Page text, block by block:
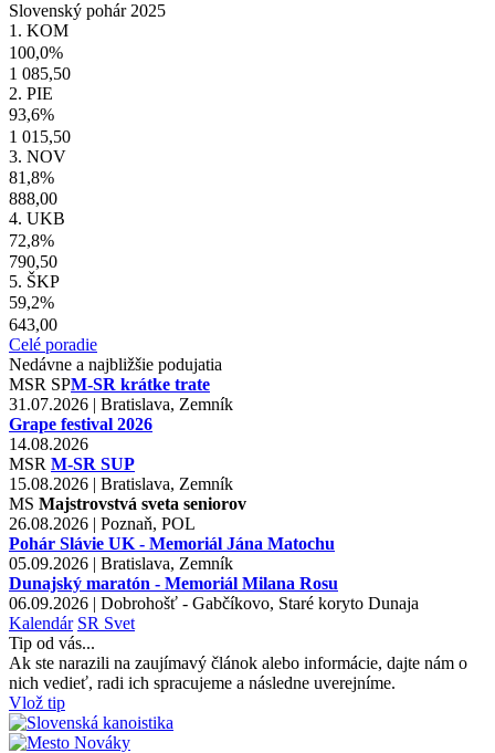
Slovenský pohár 2025
1. KOM
100,0%
1 085,50
2. PIE
93,6%
1 015,50
3. NOV
81,8%
888,00
4. UKB
72,8%
790,50
5. ŠKP
59,2%
643,00
Celé poradie
Nedávne a najbližšie podujatia
MSR SPM-SR krátke trate
31.07.2026 | Bratislava, Zemník
Grape festival 2026
14.08.2026
MSR M-SR SUP
15.08.2026 | Bratislava, Zemník
MS Majstrovstvá sveta seniorov
26.08.2026 | Poznaň, POL
Pohár Slávie UK - Memoriál Jána Matochu
05.09.2026 | Bratislava, Zemník
Dunajský maratón - Memoriál Milana Rosu
06.09.2026 | Dobrohošť - Gabčíkovo, Staré koryto Dunaja
Kalendár SR Svet
Tip od vás...
Ak ste narazili na zaujímavý článok alebo informácie, dajte nám o
nich vedieť, radi ich spracujeme a následne uverejníme.
Vlož tip